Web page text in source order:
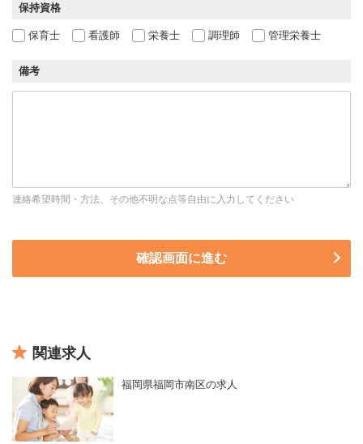
保持資格
保育士 看護師 栄養士 調理師 管理栄養士
備考
連絡希望時間・方法、その他不明な点等自由に入力してください
関連求人
福岡県福岡市南区の求人